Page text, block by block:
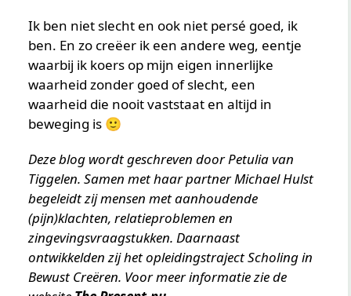
Ik ben niet slecht en ook niet persé goed, ik
ben. En zo creëer ik een andere weg, eentje
waarbij ik koers op mijn eigen innerlijke
waarheid zonder goed of slecht, een
waarheid die nooit vaststaat en altijd in
beweging is 🙂
Deze blog wordt geschreven door Petulia van
Tiggelen. Samen met haar partner Michael Hulst
begeleidt zij mensen met aanhoudende
(pijn)klachten, relatieproblemen en
zingevingsvraagstukken. Daarnaast
ontwikkelden zij het opleidingstraject Scholing in
Bewust Creëren. Voor meer informatie zie de